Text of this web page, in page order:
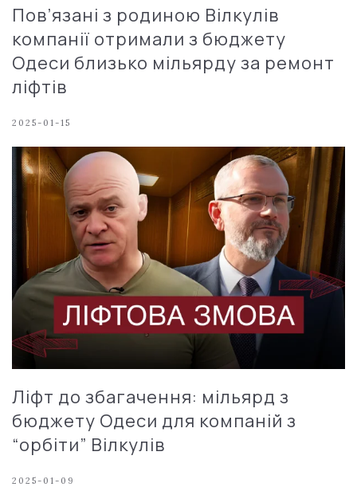
Пов’язані з родиною Вілкулів
компанії отримали з бюджету
Одеси близько мільярду за ремонт
ліфтів
2025-01-15
Ліфт до збагачення: мільярд з
бюджету Одеси для компаній з
“орбіти” Вілкулів
2025-01-09